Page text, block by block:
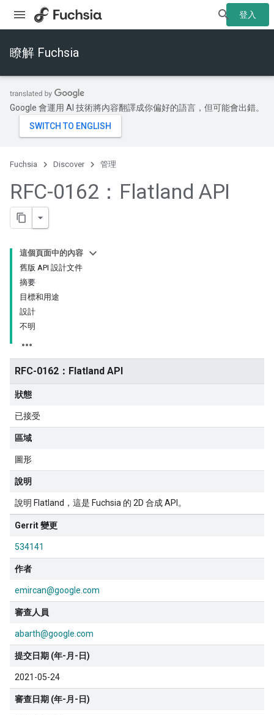
登入
瞭解 Fuchsia
Google 會運用 AI 技術將內容翻譯成你偏好的語言，但可能會出錯。
Fuchsia Discover 管理
RFC-0162：Flatland API
這個頁面中的內容
舊版 API 設計文件
摘要
目標和用途
設計
不明
RFC-0162：Flatland API
狀態
已接受
區域
圖形
說明
說明 Flatland，這是 Fuchsia 的 2D 合成 API。
Gerrit 變更
534141
作者
emircan@google.com
審查人員
abarth@google.com
提交日期 (年-月-日)
2021-05-24
審查日期 (年-月-日)